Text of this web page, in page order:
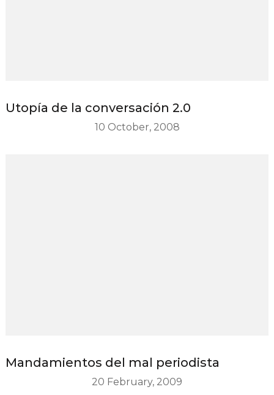
Utopía de la conversación 2.0
10 October, 2008
Mandamientos del mal periodista
20 February, 2009